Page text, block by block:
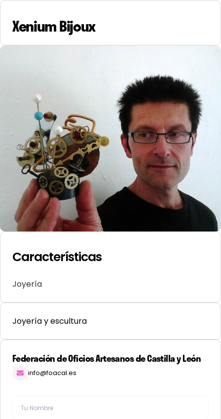
Xenium Bijoux
Características
Joyería
Joyería y escultura
Federación de Oficios Artesanos de Castilla y León
info@foacal.es